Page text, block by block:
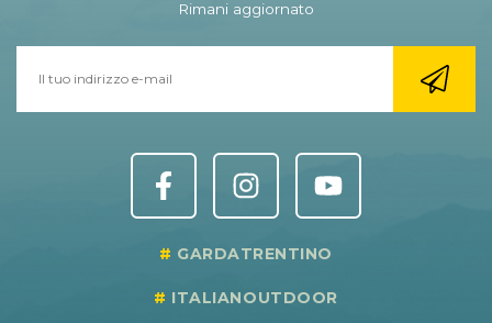
Rimani aggiornato
GARDATRENTINO
ITALIANOUTDOOR